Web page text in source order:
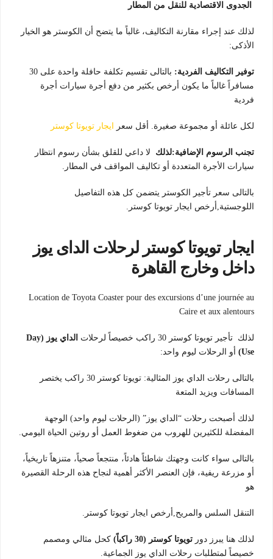
الجدوى الاقتصادية للنقل من المطار
لذلك عند إجراء مقارنة التكاليف، غالباً ما يتضح أن الكوستر هو الخيار
الأذكى:
توفير التكاليف الفردية:
بالتالى تقسيم تكلفة حافلة واحدة على 30
مسافراً غالباً ما يكون أرخص بكثير من دفع أجرة سيارات أجرة
فردية
لكل عائلة أو مجموعة صغيرة. أقل سعر ايجار تويوتا كوستر
تجنب الرسوم الإضافية:لذلك
لا داعي للقلق بشأن رسوم انتظار
سيارات الأجرة المتعددة أو تكاليف المواقف في المطار.
بالتالى سعر تأجير الكوستر يتضمن كل هذه التفاصيل
اللوجستية,أرخص ايجار تويوتا كوستر.
ايجار تويوتا كوستر لرحلات الداى يوز
داخل وخارج القاهرة
Location de Toyota Coaster pour des excursions d’une journée au
Caire et aux alentours
لذلك تأجير تويوتا كوستر 30 راكب خصيصاً لرحلات
الداي يوز (Day
Use)
أو الرحلات ليوم واحد:
بالتالى رحلات الداي يوز المثالية: تويوتا كوستر 30 راكب يختصر
المسافات ويزيد المتعة
لذلك أصبحت رحلات “الداي يوز” (الرحلات ليوم واحد) الوجهة
المفضلة للكثيرين للهروب من ضغوط العمل أو روتين الحياة اليومي.
بالتالى سواء كانت وجهتك شاطئاً هادئاً، منتجعاً صحياً، متنزهاً تاريخياً،
أو مزرعة ريفية، فإن العنصر الأكثر أهمية لنجاح هذه الرحلة القصيرة
هو
التنقل السلس والمريح,أرخص ايجار تويوتا كوستر.
لذلك هنا يبرز دور تويوتا كوستر (30 راكباً)
كحل مثالي ومصمم
خصيصاً لمتطلبات رحلات الداي يوز الجماعية.